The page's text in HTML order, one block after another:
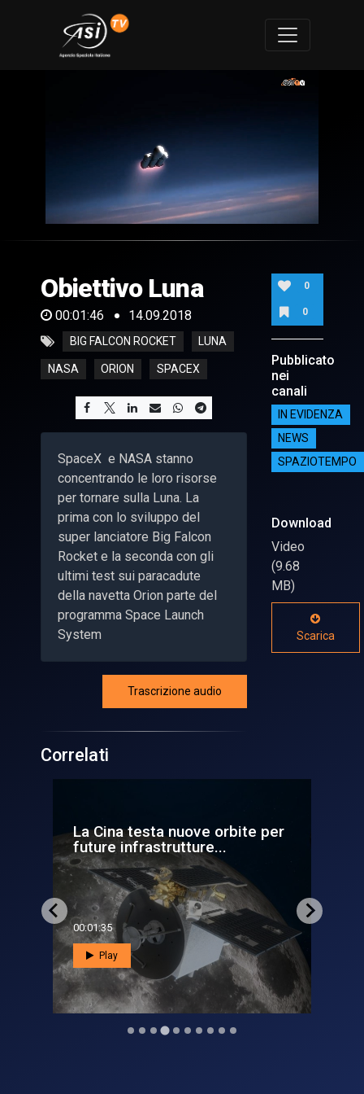
of
46
seconds
Obiettivo Luna
00:01:46 14.09.2018
BIG FALCON ROCKET LUNA
NASA ORION SPACEX
SpaceX e NASA stanno
concentrando le loro risorse
per tornare sulla Luna. La
prima con lo sviluppo del
super lanciatore Big Falcon
Rocket e la seconda con gli
ultimi test sui paracadute
della navetta Orion parte del
programma Space Launch
System
Trascrizione audio
0
0
Pubblicato
nei
canali
IN EVIDENZA
NEWS
SPAZIOTEMPO
Download
Video
(9.68
MB)
Scarica
Correlati
Lugre, verso la Luna con Gps e
Galileo
00:02:37
Play